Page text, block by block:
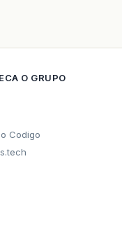
O GRUPO
Codigo